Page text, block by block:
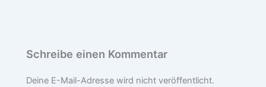
Schreibe einen Kommentar
Deine E-Mail-Adresse wird nicht veröffentlicht.